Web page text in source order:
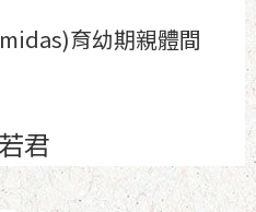
育幼期親體間
君